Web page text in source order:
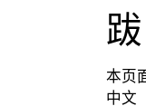
跋
本页
中文